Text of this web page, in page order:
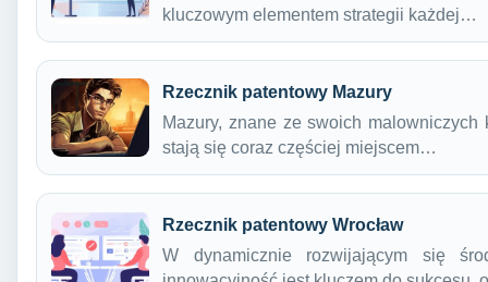
kluczowym elementem strategii każdej…
Rzecznik patentowy Mazury
Mazury, znane ze swoich
stają się coraz częściej miejscem…
Rzecznik patentowy Wrocław
W dynamicznie rozwijającym się